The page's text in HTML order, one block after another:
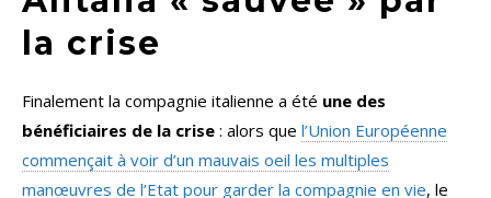
la crise
Finalement la compagnie italienne a été une des
bénéficiaires de la crise : alors que l’Union Européenne
commençait à voir d’un mauvais oeil les multiples
manœuvres de l’Etat pour garder la compagnie en vie, le